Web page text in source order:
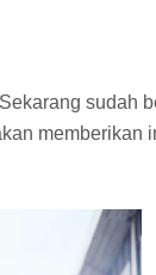
sudah
memberikan